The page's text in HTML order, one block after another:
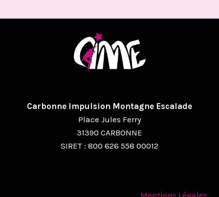
Carbonne Impulsion Montagne Escalade
Place Jules Ferry
31390 CARBONNE
SIRET : 800 626 558 00012